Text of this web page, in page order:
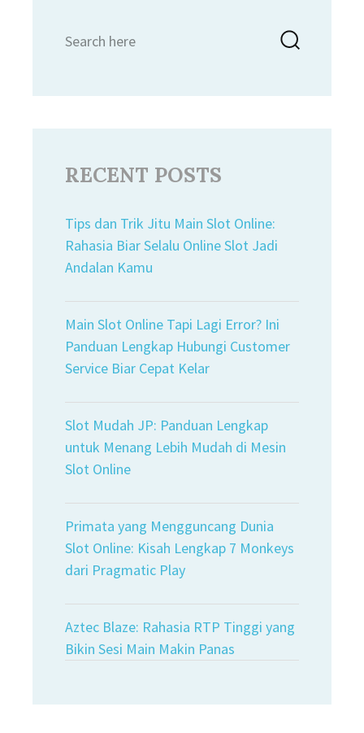
for:
RECENT POSTS
Tips dan Trik Jitu Main Slot Online:
Rahasia Biar Selalu Online Slot Jadi
Andalan Kamu
Main Slot Online Tapi Lagi Error? Ini
Panduan Lengkap Hubungi Customer
Service Biar Cepat Kelar
Slot Mudah JP: Panduan Lengkap
untuk Menang Lebih Mudah di Mesin
Slot Online
Primata yang Mengguncang Dunia
Slot Online: Kisah Lengkap 7 Monkeys
dari Pragmatic Play
Aztec Blaze: Rahasia RTP Tinggi yang
Bikin Sesi Main Makin Panas